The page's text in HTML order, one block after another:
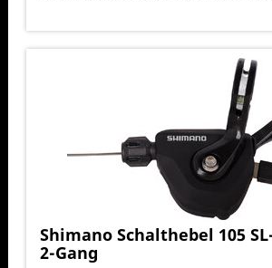
Shimano Schalthebel 105
2-Gang